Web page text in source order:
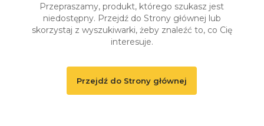
Przepraszamy, produkt, którego szukasz jest
niedostępny. Przejdź do Strony głównej lub
skorzystaj z wyszukiwarki, żeby znaleźć to, co Cię
interesuje.
Przejdź do Strony głównej